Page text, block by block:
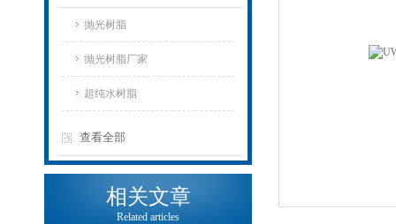
抛光树脂
抛光树脂厂家
超纯水树脂
查看全部
相关文章
Related articles